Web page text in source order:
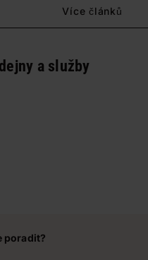
Více článků
a služby
poradit?